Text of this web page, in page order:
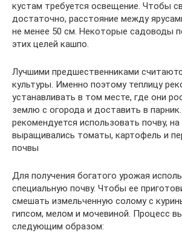
кустам требуется освещение. Чтобы
достаточно, расстояние между
не менее 50 см. Некоторые садоводы
этих целей кашпо.
Лучшими предшественниками
культуры. Именно поэтому теплицу
устанавливать в том месте, где они
землю с огорода и доставить в
рекомендуется использовать почву,
выращивались томаты, картофель и
почвы
Для получения богатого урожая
специальную почву. Чтобы ее
смешать измельченную солому с
гипсом, мелом и мочевиной. Процесс
следующим образом: